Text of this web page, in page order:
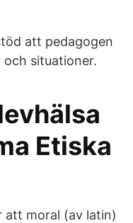
att pedagogen
och situationer.
Etiska
att moral (av latin)